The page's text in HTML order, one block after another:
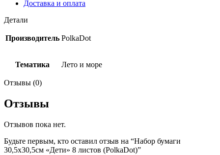
Доставка и оплата
Детали
Производитель PolkaDot
Тематика Лето и море
Отзывы (0)
Отзывы
Отзывов пока нет.
Будьте первым, кто оставил отзыв на “Набор бумаги
30,5х30,5см «Дети» 8 листов (PolkaDot)”